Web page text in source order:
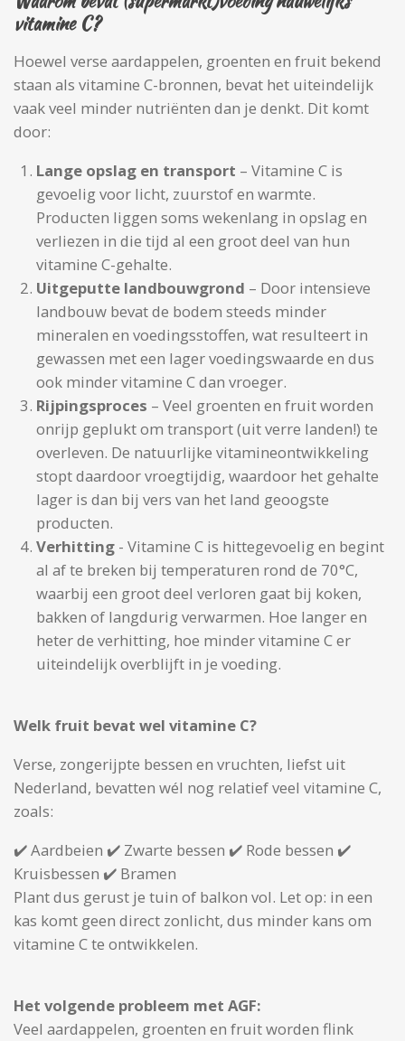
vitamine C?
Hoewel verse aardappelen, groenten en fruit bekend
staan als vitamine C-bronnen, bevat het uiteindelijk
vaak veel minder nutriënten dan je denkt. Dit komt
door:
Lange opslag en transport – Vitamine C is
gevoelig voor licht, zuurstof en warmte.
Producten liggen soms wekenlang in opslag en
verliezen in die tijd al een groot deel van hun
vitamine C-gehalte.
Uitgeputte landbouwgrond – Door intensieve
landbouw bevat de bodem steeds minder
mineralen en voedingsstoffen, wat resulteert in
gewassen met een lager voedingswaarde en dus
ook minder vitamine C dan vroeger.
Rijpingsproces – Veel groenten en fruit worden
onrijp geplukt om transport (uit verre landen!) te
overleven. De natuurlijke vitamineontwikkeling
stopt daardoor vroegtijdig, waardoor het gehalte
lager is dan bij vers van het land geoogste
producten.
Verhitting - Vitamine C is hittegevoelig en begint
al af te breken bij temperaturen rond de 70°C,
waarbij een groot deel verloren gaat bij koken,
bakken of langdurig verwarmen. Hoe langer en
heter de verhitting, hoe minder vitamine C er
uiteindelijk overblijft in je voeding.
Welk fruit bevat wel vitamine C?
Verse, zongerijpte bessen en vruchten, liefst uit
Nederland, bevatten wél nog relatief veel vitamine C,
zoals:
✔️ Aardbeien ✔️ Zwarte bessen ✔️ Rode bessen ✔️
Kruisbessen ✔️ Bramen
Plant dus gerust je tuin of balkon vol. Let op: in een
kas komt geen direct zonlicht, dus minder kans om
vitamine C te ontwikkelen.
Het volgende probleem met AGF:
Veel aardappelen, groenten en fruit worden flink